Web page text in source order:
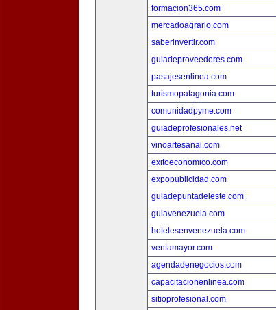
formacion365.com
mercadoagrario.com
saberinvertir.com
guiadeproveedores.com
pasajesenlinea.com
turismopatagonia.com
comunidadpyme.com
guiadeprofesionales.net
vinoartesanal.com
exitoeconomico.com
expopublicidad.com
guiadepuntadeleste.com
guiavenezuela.com
hotelesenvenezuela.com
ventamayor.com
agendadenegocios.com
capacitacionenlinea.com
sitioprofesional.com